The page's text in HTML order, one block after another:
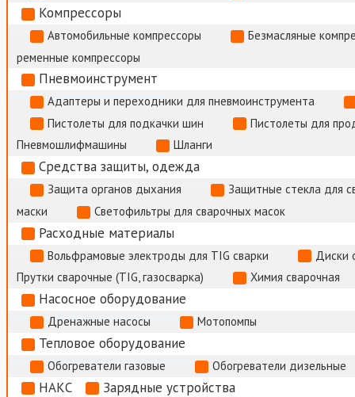
Компрессоры
Автомобильные компрессоры
Безмасляные
ременные компрессоры
Пневмоинструмент
Адаптеры и переходники для пневмоинструмента
Пистолеты для подкачки шин
Пистолеты для
Пневмошлифмашины
Шланги
Средства защиты, одежда
Защита органов дыхания
Защитные стекла для
маски
Светофильтры для сварочных масок
Расходные материалы
Вольфрамовые электроды для TIG сварки
Диски
Прутки сварочные (TIG, газосварка)
Химия сварочная
Насосное оборудование
Дренажные насосы Мотопомпы
Тепловое оборудование
Обогреватели газовые Обогреватели дизельные
НАКС Зарядные устройства